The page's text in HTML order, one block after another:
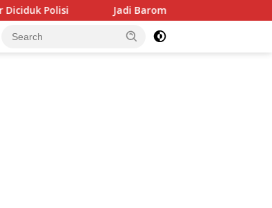
Jadi Barometer, Perumda Parkir Makassar Diincar